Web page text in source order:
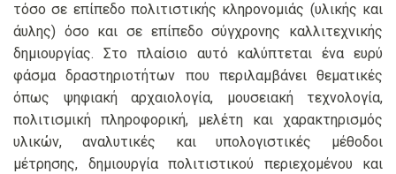
τόσο σε επίπεδο πολιτιστικής κληρονομιάς (υλικής και
άυλης) όσο και σε επίπεδο σύγχρονης καλλιτεχνικής
δημιουργίας. Στο πλαίσιο αυτό καλύπτεται ένα ευρύ
φάσμα δραστηριοτήτων που περιλαμβάνει θεματικές
όπως ψηφιακή αρχαιολογία, μουσειακή τεχνολογία,
πολιτισμική πληροφορική, μελέτη και χαρακτηρισμός
υλικών, αναλυτικές και υπολογιστικές μέθοδοι
μέτρησης, δημιουργία πολιτιστικού περιεχομένου και